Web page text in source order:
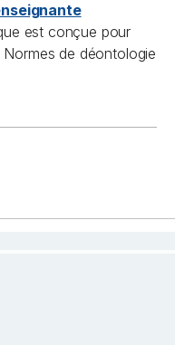
est conçue pour
de déontologie